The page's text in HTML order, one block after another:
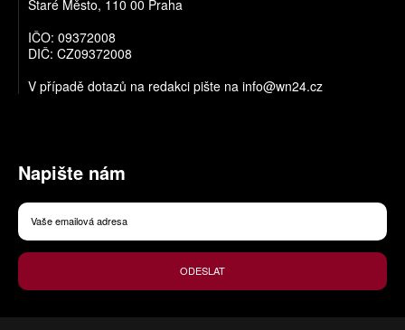
Staré Město, 110 00 Praha
IČO: 09372008
DIČ: CZ09372008
V případě dotazů na redakci pište na info@wn24.cz
Napište nám
ODESLAT